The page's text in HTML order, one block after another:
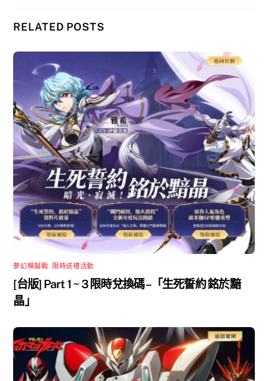
RELATED POSTS
夢幻模擬戰 限時送禮活動
[台版] Part 1 ~ 3 限時兌換碼 –「生死誓約 銘於黯
晶」